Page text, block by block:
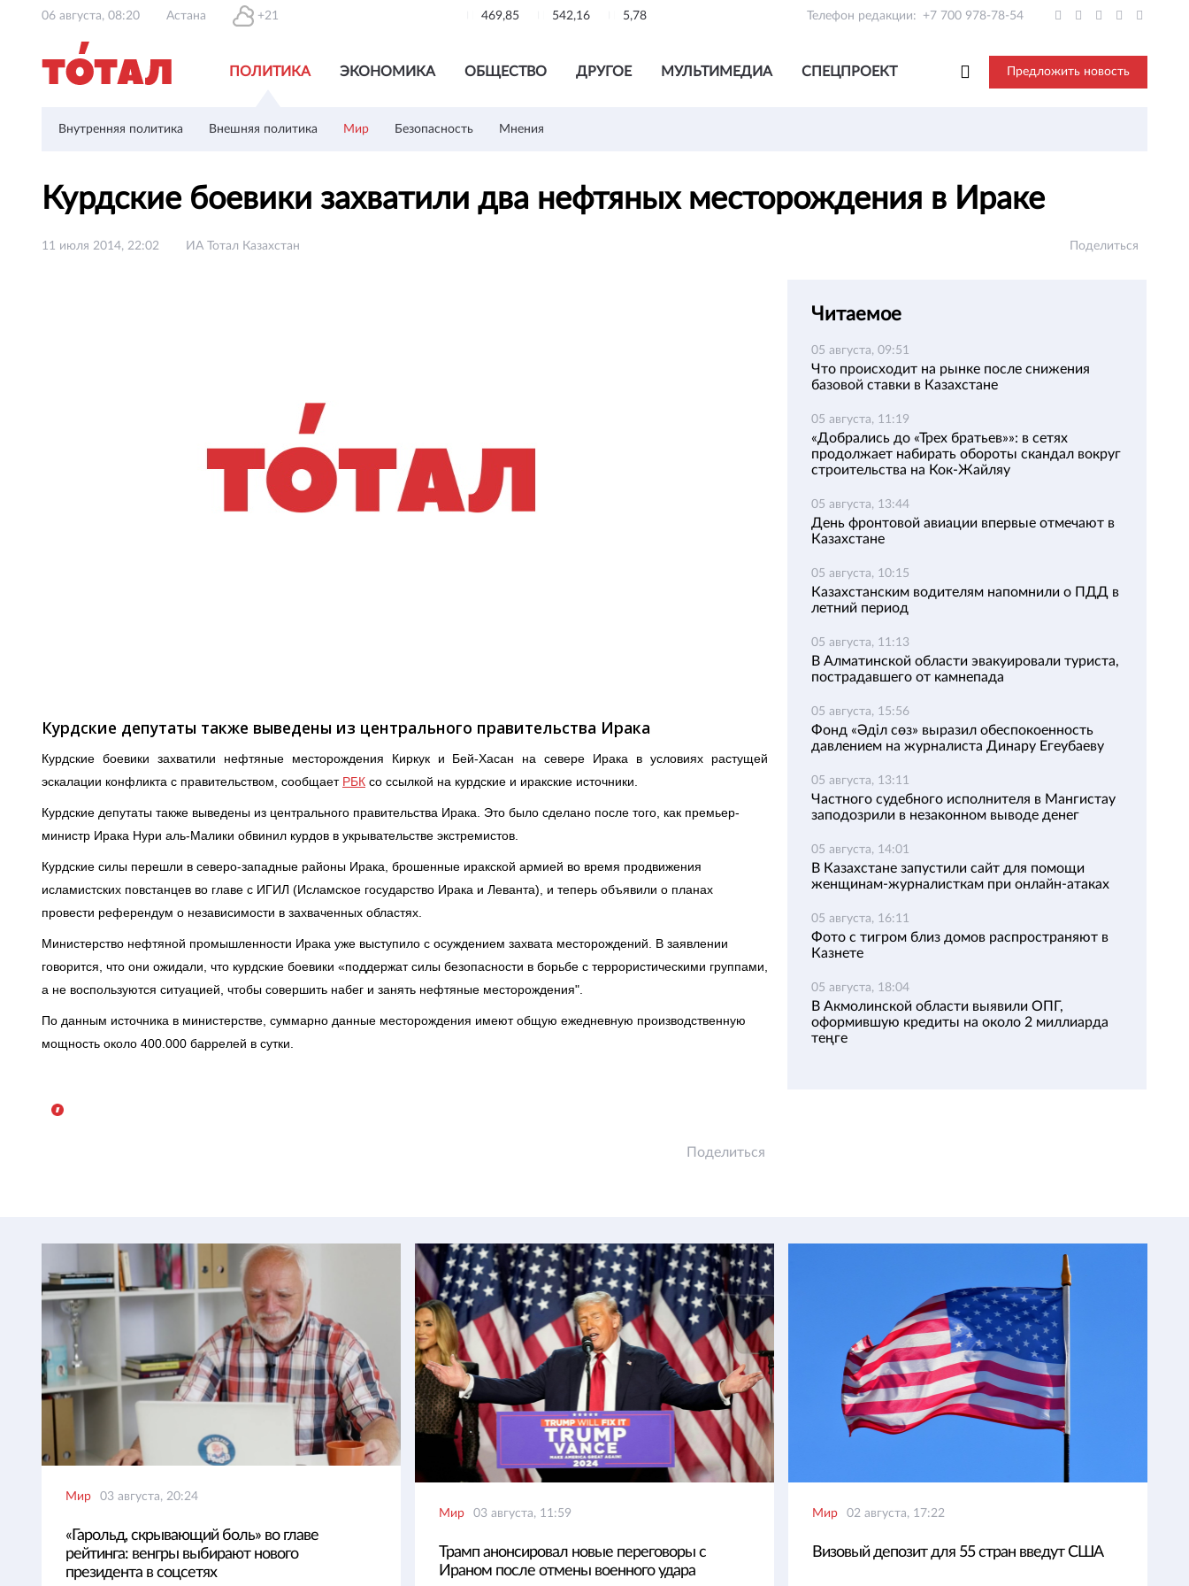
06 августа, 08:20 Астана +21 469,85 542,16 5,78 Телефон редакции: +7 700 978-78-54
ПОЛИТИКА ЭКОНОМИКА ОБЩЕСТВО ДРУГОЕ МУЛЬТИМЕДИА СПЕЦПРОЕКТ Предложить новость
Внутренняя политика Внешняя политика Мир Безопасность Мнения
Курдские боевики захватили два нефтяных месторождения в Ираке
11 июля 2014, 22:02 ИА Тотал Казахстан Поделиться
Курдские депутаты также выведены из центрального правительства Ирака
Курдские боевики захватили нефтяные месторождения Киркук и Бей-Хасан на севере Ирака в условиях растущей
эскалации конфликта с правительством, сообщает РБК со ссылкой на курдские и иракские источники.
Курдские депутаты также выведены из центрального правительства Ирака. Это было сделано после того, как премьер-
министр Ирака Нури аль-Малики обвинил курдов в укрывательстве экстремистов.
Курдские силы перешли в северо-западные районы Ирака, брошенные иракской армией во время продвижения
исламистских повстанцев во главе с ИГИЛ (Исламское государство Ирака и Леванта), и теперь объявили о планах
провести референдум о независимости в захваченных областях.
Министерство нефтяной промышленности Ирака уже выступило с осуждением захвата месторождений. В заявлении
говорится, что они ожидали, что курдские боевики «поддержат силы безопасности в борьбе с террористическими группами,
а не воспользуются ситуацией, чтобы совершить набег и занять нефтяные месторождения".
По данным источника в министерстве, суммарно данные месторождения имеют общую ежедневную производственную
мощность около 400.000 баррелей в сутки.
Поделиться
Читаемое
05 августа, 09:51
Что происходит на рынке после снижения
базовой ставки в Казахстане
05 августа, 11:19
«Добрались до «Трех братьев»»: в сетях
продолжает набирать обороты скандал вокруг
строительства на Кок-Жайляу
05 августа, 13:44
День фронтовой авиации впервые отмечают в
Казахстане
05 августа, 10:15
Казахстанским водителям напомнили о ПДД в
летний период
05 августа, 11:13
В Алматинской области эвакуировали туриста,
пострадавшего от камнепада
05 августа, 15:56
Фонд «Әділ сөз» выразил обеспокоенность
давлением на журналиста Динару Егеубаеву
05 августа, 13:11
Частного судебного исполнителя в Мангистау
заподозрили в незаконном выводе денег
05 августа, 14:01
В Казахстане запустили сайт для помощи
женщинам-журналисткам при онлайн-атаках
05 августа, 16:11
Фото с тигром близ домов распространяют в
Казнете
05 августа, 18:04
В Акмолинской области выявили ОПГ,
оформившую кредиты на около 2 миллиарда
теңге
Мир 03 августа, 20:24
«Гарольд, скрывающий боль» во главе
рейтинга: венгры выбирают нового
президента в соцсетях
Мир 03 августа, 11:59
Трамп анонсировал новые переговоры с
Ираном после отмены военного удара
Мир 02 августа, 17:22
Визовый депозит для 55 стран введут США